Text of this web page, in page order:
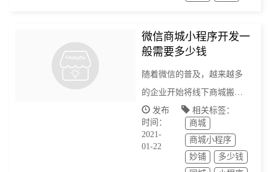
微信商城小程序开发一
般需要多少钱
随着微信的普及，越来越多
的企业开始将线下商城搬到
线上来，通过微信开商城做
平台，都想将微信的大流量
引到自己的商城里来。引流
是关键，具备一个微信商城
发布
时间：
2021-
01-22
相关标签：
商城
商城小程序
妙铺
多少钱